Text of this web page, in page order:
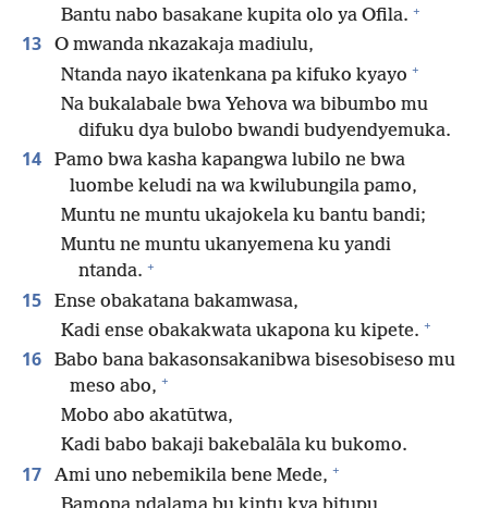
Bantu nabo basakane kupita olo ya Ofila. +
13
O mwanda nkazakaja madiulu,
Ntanda nayo ikatenkana pa kifuko kyayo +
Na bukalabale bwa Yehova wa bibumbo mu
difuku dya bulobo bwandi budyendyemuka.
14
Pamo bwa kasha kapangwa lubilo ne bwa
luombe keludi na wa kwilubungila pamo,
Muntu ne muntu ukajokela ku bantu bandi;
Muntu ne muntu ukanyemena ku yandi
ntanda. +
15
Ense obakatana bakamwasa,
Kadi ense obakakwata ukapona ku kipete. +
16
Babo bana bakasonsakanibwa bisesobiseso mu
meso abo, +
Mobo abo akatūtwa,
Kadi babo bakaji bakebalāla ku bukomo.
17 Ami uno nebemikila bene Mede, +